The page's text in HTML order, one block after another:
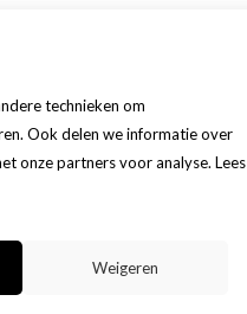
technieken om
Ook delen we informatie over
onze partners voor analyse. Lees
Weigeren